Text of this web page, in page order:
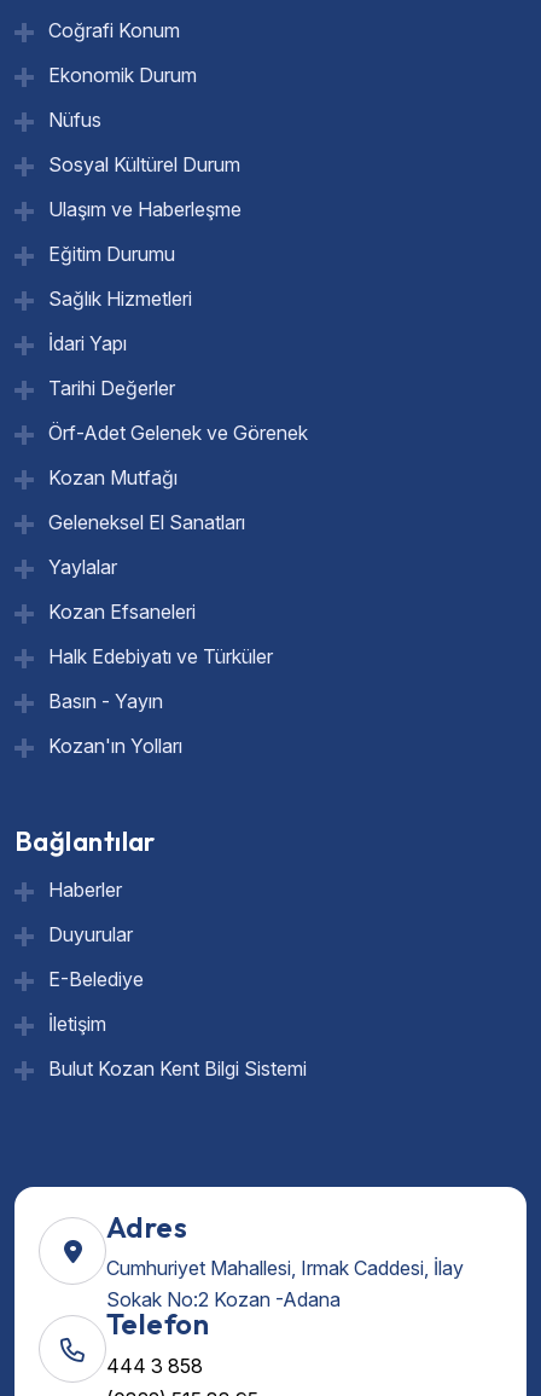
Coğrafi Konum
Ekonomik Durum
Nüfus
Sosyal Kültürel Durum
Ulaşım ve Haberleşme
Eğitim Durumu
Sağlık Hizmetleri
İdari Yapı
Tarihi Değerler
Örf-Adet Gelenek ve Görenek
Kozan Mutfağı
Geleneksel El Sanatları
Yaylalar
Kozan Efsaneleri
Halk Edebiyatı ve Türküler
Basın - Yayın
Kozan'ın Yolları
Bağlantılar
Haberler
Duyurular
E-Belediye
İletişim
Bulut Kozan Kent Bilgi Sistemi
Adres
Cumhuriyet Mahallesi, Irmak Caddesi, İlay
Sokak No:2 Kozan -Adana
Telefon
444 3 858